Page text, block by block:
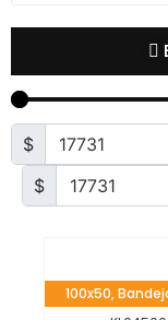
$
$
100x50,